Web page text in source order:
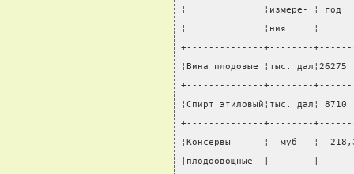
¦              ¦измере- ¦ год
¦              ¦ния     ¦
+--------------+--------
¦Вина плодовые ¦тыс.
+--------------+--------
¦Спирт этиловый¦тыс. дал¦
+--------------+--------
¦Консервы      ¦  муб   ¦
¦плодоовощные  ¦